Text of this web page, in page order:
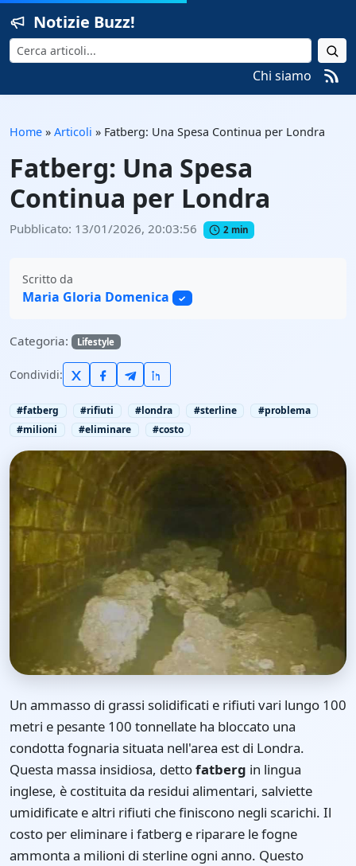
Notizie Buzz!
Cerca
Chi siamo
Home » Articoli » Fatberg: Una Spesa Continua per Londra
Fatberg: Una Spesa
Continua per Londra
Pubblicato: 13/01/2026, 20:03:56 2 min
Scritto da
Maria Gloria Domenica ✓
Categoria: Lifestyle
Condividi:
#fatberg #rifiuti #londra #sterline
#problema
#milioni
#eliminare #costo
Un ammasso di grassi solidificati e rifiuti vari lungo 100
metri e pesante 100 tonnellate ha bloccato una
condotta fognaria situata nell'area est di Londra.
Questa massa insidiosa, dettofatberg in lingua
inglese, è costituita da residui alimentari, salviette
umidificate e altri rifiuti che finiscono negli scarichi. Il
costo per eliminare i fatberg e riparare le fogne
ammonta a milioni di sterline ogni anno. Questo